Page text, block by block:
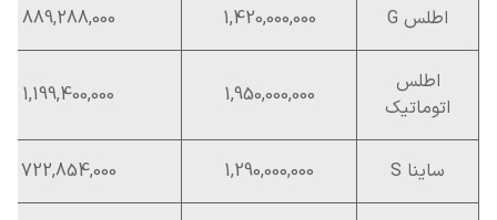
اطلس G 1,420,000,000
889,288,000
اطلس
اتوماتیک
1,950,000,000
1,199,400,000
ساینا S 1,290,000,000
722,854,000